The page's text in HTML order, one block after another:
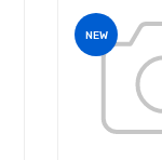
NEW